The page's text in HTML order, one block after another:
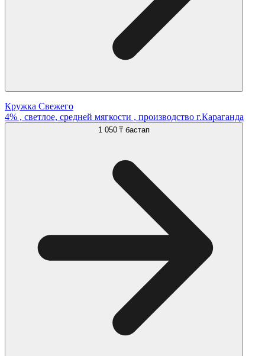
Кружка Свежего
4% , светлое, средней мягкости , производство г.Караганда
1 050 ₸ бастап